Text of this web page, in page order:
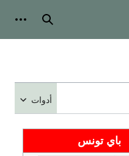
بحث
أدوات
باي تونس